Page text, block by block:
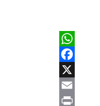
WhatsApp
Facebook
X
Email